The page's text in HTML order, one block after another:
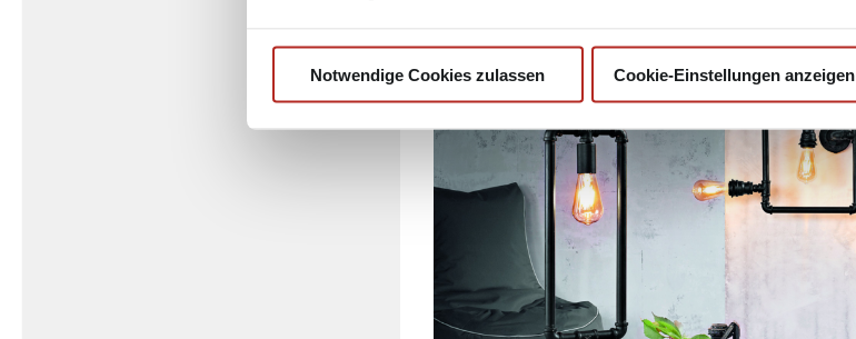
Notwendige Cookies zulassen Cookie-Einstellungen anzeigen